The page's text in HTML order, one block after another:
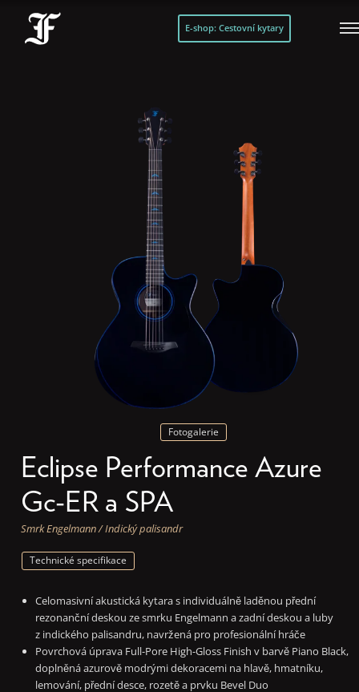
E-shop: Cestovní kytary
Fotogalerie
Eclipse Performance Azure
Gc-ER a SPA
Smrk Engelmann / Indický palisandr
Technické specifikace
Celomasivní akustická kytara s individuálně laděnou přední
rezonanční deskou ze smrku Engelmann a zadní deskou a luby
z indického palisandru, navržená pro profesionální hráče
Povrchová úprava Full-Pore High-Gloss Finish v barvě Piano Black,
doplněná azurově modrými dekoracemi na hlavě, hmatníku,
lemování, přední desce, rozetě a prvku Bevel Duo